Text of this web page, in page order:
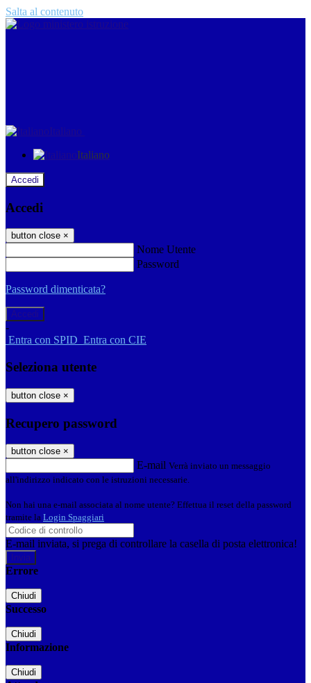
Salta al contenuto
Italiano
Italiano
Accedi
Accedi
button close ×
Nome Utente
Password
Password dimenticata?
-
Entra con SPID Entra con CIE
Seleziona utente
button close ×
Recupero password
button close ×
E-mail Verrà inviato un messaggio
all'indirizzo indicato con le istruzioni necessarie.
Non hai una e-mail associata al nome utente? Effettua il reset della password
tramite la Login Spaggiari
E-mail inviata, si prega di controllare la casella di posta elettronica!
Errore
Chiudi
Successo
Chiudi
Informazione
Chiudi